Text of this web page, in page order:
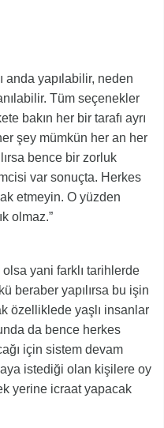
anda yapılabilir, neden
Tüm seçenekler
bakın her bir tarafı ayrı
şey mümkün her an her
bence bir zorluk
var sonuçta. Herkes
etmeyin. O yüzden
olmaz.”
yani farklı tarihlerde
beraber yapılırsa bu işin
özelliklede yaşlı insanlar
da bence herkes
için sistem devam
istediği olan kişilere oy
yerine icraat yapacak